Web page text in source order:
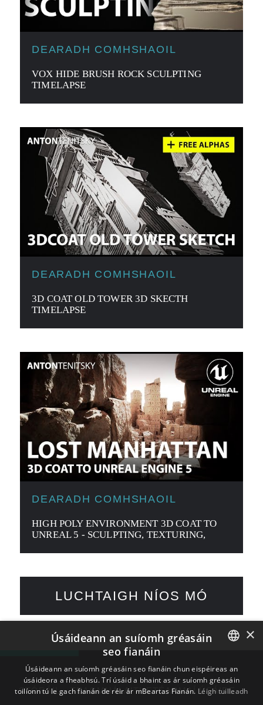
DEARADH COMHSHAOIL
VOX HIDE BRUSH ROCK SCULPTING
TIMELAPSE
DEARADH COMHSHAOIL
3D COAT OLD TOWER 3D SKECTH
TIMELAPSE
DEARADH COMHSHAOIL
HIGH POLY ENVIRONMENT 3D COAT TO
UNREAL 5 - SCULPTING, TEXTURING,
LUCHTAIGH NÍOS MÓ
STÓRÁIL TEAGMHÁLAITHETÉARMAÍ ÚSÁIDE
ENGLISH
BULGARIAN
×
Úsáideann an suíomh gréasáin
seo fianáin
Úsáideann an suíomh gréasáin seo fianáin chun eispéireas an
úsáideora a fheabhsú. Trí úsáid a bhaint as ár suíomh gréasáin
toilíonn tú le gach fianán de réir ár mBeartas Fianán. Léigh tuilleadh